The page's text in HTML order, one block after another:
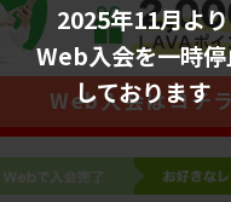
Web入会はコチラ
2025年11月より
Web入会を一時
しております